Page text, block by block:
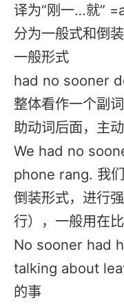
译为“刚一…就”
分为一般式和倒
一般形式
had no sooner
整体看作一个副
助动词后面，主动
We had no
phone rang. 我们
倒装形式，进行
行），一般用在
No sooner had
talking about
的事